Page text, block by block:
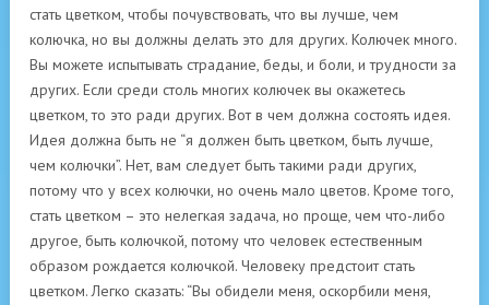
стать цветком, чтобы почувствовать, что вы лучше, чем
колючка, но вы должны делать это для других. Колючек много.
Вы можете испытывать страдание, беды, и боли, и трудности за
других. Если среди столь многих колючек вы окажетесь
цветком, то это ради других. Вот в чем должна состоять идея.
Идея должна быть не “я должен быть цветком, быть лучше,
чем колючки”. Нет, вам следует быть такими ради других,
потому что у всех колючки, но очень мало цветов. Кроме того,
стать цветком – это нелегкая задача, но проще, чем что-либо
другое, быть колючкой, потому что человек естественным
образом рождается колючкой. Человеку предстоит стать
цветком. Легко сказать: “Вы обидели меня, оскорбили меня,